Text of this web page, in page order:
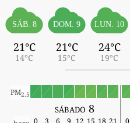
SÁB. 8
21°C
14°C
DOM. 9
21°C
15°C
LUN. 10
24°C
19°C
PM2.5
sábado 8
0 3 6 9 12 15 18 21 0